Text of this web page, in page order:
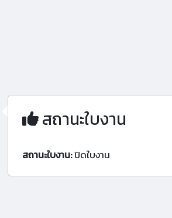
สถานะใบงาน
สถานะใบงาน:ปิดใบงาน